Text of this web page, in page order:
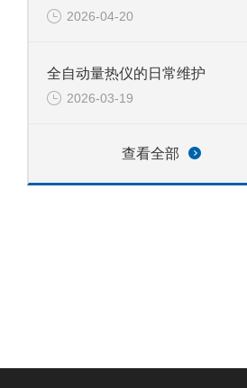
2026-04-20
全自动量热仪的日常维护
2026-03-19
查看全部